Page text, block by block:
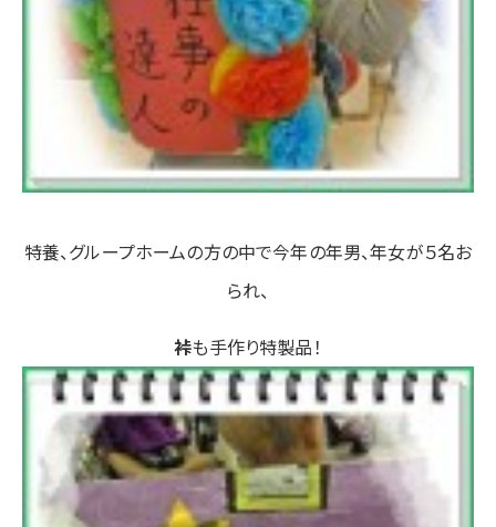
特養、グループホームの方の中で今年の年男、年女が５名お
られ、
裃も手作り特製品！